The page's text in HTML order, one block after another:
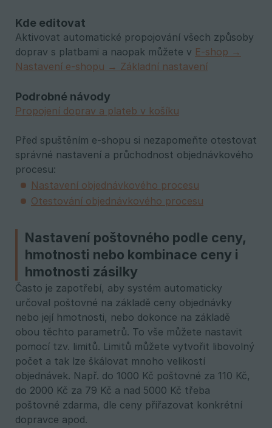
Kde editovat
Aktivovat automatické propojování všech způsoby
doprav s platbami a naopak můžete v E-shop →
Nastavení e-shopu → Základní nastavení
Podrobné návody
Propojení doprav a plateb v košíku
Před spuštěním e-shopu si nezapomeňte otestovat
správné nastavení a průchodnost objednávkového
procesu:
Nastavení objednávkového procesu
Otestování objednávkového procesu
Nastavení poštovného podle ceny,
hmotnosti nebo kombinace ceny i
hmotnosti zásilky
Často je zapotřebí, aby systém automaticky
určoval poštovné na základě ceny objednávky
nebo její hmotnosti, nebo dokonce na základě
obou těchto parametrů. To vše můžete nastavit
pomocí tzv. limitů. Limitů můžete vytvořit libovolný
počet a tak lze škálovat mnoho velikostí
objednávek. Např. do 1000 Kč poštovné za 110 Kč,
do 2000 Kč za 79 Kč a nad 5000 Kč třeba
poštovné zdarma, dle ceny přiřazovat konkrétní
dopravce apod.